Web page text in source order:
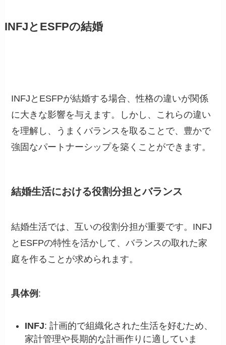
INFJとESFPの結婚
INFJとESFPが結婚する場合、性格の違いが関係
に大きな影響を与えます。しかし、これらの違い
を理解し、うまくバランスを取ることで、豊かで
強固なパートナーシップを築くことができます。
結婚生活における役割分担とバランス
結婚生活では、互いの役割分担が重要です。INFJ
とESFPの特性を活かして、バランスの取れた家
庭を作ることが求められます。
具体例 :
INFJ: 計画的で組織化された生活を好むため、
家計管理や長期的な計画作りに適していま